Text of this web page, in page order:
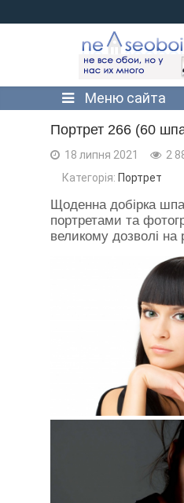
Меню сайта
Портрет 266 (60
18 липня 2021 2
Категорія: Портрет
Щоденна добірка
портретами та
великому дозволі на